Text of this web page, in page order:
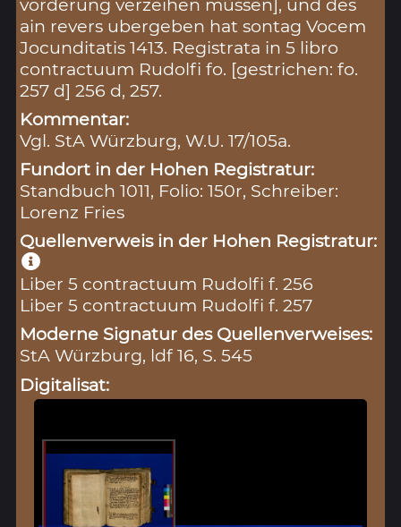
vorderung verzeihen müssen], und des
ain revers ubergeben hat sontag Vocem
Jocunditatis 1413. Registrata in 5 libro
contractuum Rudolfi fo. [gestrichen: fo.
257 d] 256 d, 257.
Kommentar:
Vgl. StA Würzburg, W.U. 17/105a.
Fundort in der Hohen Registratur:
Standbuch 1011, Folio: 150r, Schreiber:
Lorenz Fries
Quellenverweis in der Hohen Registratur:
Liber 5 contractuum Rudolfi f. 256
Liber 5 contractuum Rudolfi f. 257
Moderne Signatur des Quellenverweises:
StA Würzburg, ldf 16, S. 545
Digitalisat: